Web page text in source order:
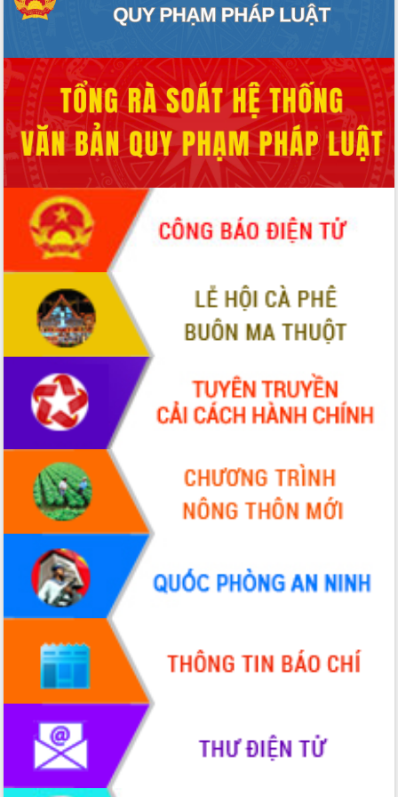
Đẩy mạnh cải cách hành chính, quyết
Tổ chức trang trọng Lễ hội Đền thờ
Lương Văn Chánh năm 2026
Phó Bí thư Tỉnh ủy Đắk Lắk Đỗ Hữu
Huy giữ chức Bí thư Đảng ủy Ủy Ban
Nhân dân tỉnh
Bệnh án điện tử thúc đẩy chuyển đổi
số y tế tại Đắk Lắk
Chuyển đổi số thư viện: Mở rộng
không gian tri thức trong thời đại số
Đánh giá, rút kinh nghiệm công tác tổ
chức diễn tập trước ngày bầu cử
Chương trình “Gặp gỡ hữu nghị –
Friendship Meeting New Year 2026”
Bầu cử Quốc hội và HĐND: Cử tri Đắk
Lắk gửi gắm niềm tin, kỳ vọng vào lá
Đắk Lắk sẵn sàng các điều kiện cho
Ngày hội bầu cử đại biểu Quốc hội
khóa XVI và HĐND các cấp nhiệm kỳ
Đảm bảo cuộc bầu cử đại biểu Quốc
hội và đại biểu HĐND các cấp diễn ra
an toàn, hiệu quả, đúng quy định
Thủ tướng Chính phủ Phạm Minh Chính
kiểm tra, chỉ đạo hoàn thành các dự
án cao tốc và thăm khu tái định cư tại
Đắk Lắk
Sôi nổi Hội đua ngựa truyền thống Gò
Thì Thùng mừng Xuân Bính Ngọ 2026
Lãnh đạo tỉnh dâng hương tưởng niệm
tại Đập Đồng Cam đầu Xuân Bính Ngọ
Ngành nông nghiệp phấn đấu tăng
trưởng đạt 5,86% trong năm 2026
UBND tỉnh Đắk Lắk triển khai công tác
quốc phòng, quân sự địa phương năm
Đắk Lắk tập trung toàn lực khắc phục
tồn tại IUU, sẵn sàng làm việc với